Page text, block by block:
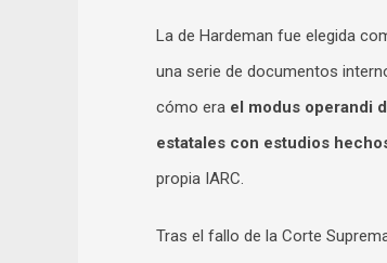
La de Hardeman fue elegida
una serie de documentos
cómo era el modus operandi
estatales con estudios
propia IARC.
Tras el fallo de la Corte